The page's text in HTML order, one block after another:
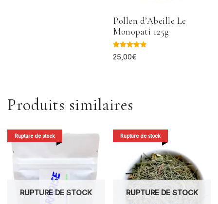
Pollen d’Abeille Le
Monopati 125g
Note
5.00
25,00€
Produits similaires
Rupture de stock
RUPTURE DE STOCK
Rupture de stock
RUPTURE DE STOCK